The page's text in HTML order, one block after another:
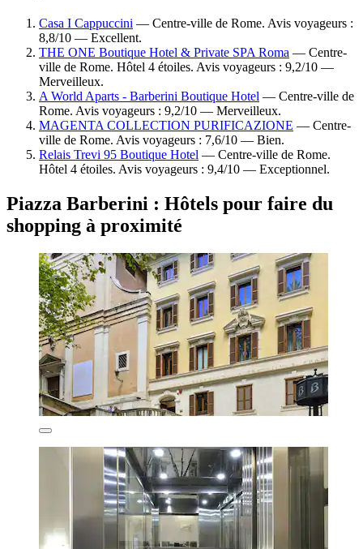
Casa I Cappuccini — Centre-ville de Rome. Avis voyageurs :
8,8/10 — Excellent.
THE ONE Boutique Hotel & Private SPA Roma — Centre-
ville de Rome. Hôtel 4 étoiles. Avis voyageurs : 9,2/10 —
Merveilleux.
A World Aparts - Barberini Boutique Hotel — Centre-ville de
Rome. Avis voyageurs : 9,2/10 — Merveilleux.
MAGENTA COLLECTION PURIFICAZIONE — Centre-
ville de Rome. Avis voyageurs : 7,6/10 — Bien.
Relais Trevi 95 Boutique Hotel — Centre-ville de Rome.
Hôtel 4 étoiles. Avis voyageurs : 9,4/10 — Exceptionnel.
Piazza Barberini : Hôtels pour faire du
shopping à proximité